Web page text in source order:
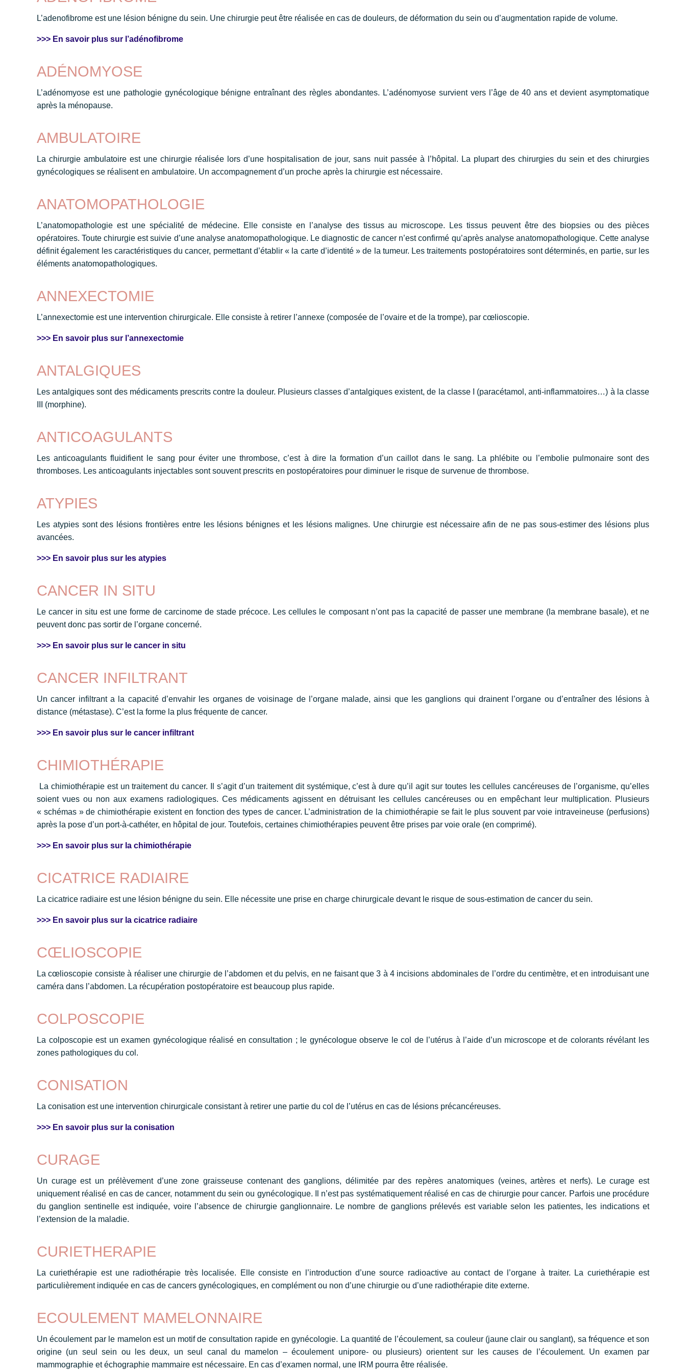
L’adenofibrome est une lésion bénigne du sein. Une chirurgie peut être réalisée en cas de douleurs, de déformation du sein ou d’augmentation rapide de volume.
>>> En savoir plus sur l’adénofibrome
ADÉNOMYOSE
L’adénomyose est une pathologie gynécologique bénigne entraînant des règles abondantes. L’adénomyose survient vers l’âge de 40 ans et devient asymptomatique
après la ménopause.
AMBULATOIRE
La chirurgie ambulatoire est une chirurgie réalisée lors d’une hospitalisation de jour, sans nuit passée à l’hôpital. La plupart des chirurgies du sein et des chirurgies
gynécologiques se réalisent en ambulatoire. Un accompagnement d’un proche après la chirurgie est nécessaire.
ANATOMOPATHOLOGIE
L’anatomopathologie est une spécialité de médecine. Elle consiste en l’analyse des tissus au microscope. Les tissus peuvent être des biopsies ou des pièces
opératoires. Toute chirurgie est suivie d’une analyse anatomopathologique. Le diagnostic de cancer n’est confirmé qu’après analyse anatomopathologique. Cette analyse
définit également les caractéristiques du cancer, permettant d’établir « la carte d’identité » de la tumeur. Les traitements postopératoires sont déterminés, en partie, sur les
éléments anatomopathologiques.
ANNEXECTOMIE
L’annexectomie est une intervention chirurgicale. Elle consiste à retirer l’annexe (composée de l’ovaire et de la trompe), par cœlioscopie.
>>> En savoir plus sur l’annexectomie
ANTALGIQUES
Les antalgiques sont des médicaments prescrits contre la douleur. Plusieurs classes d’antalgiques existent, de la classe I (paracétamol, anti-inflammatoires…) à la classe
III (morphine).
ANTICOAGULANTS
Les anticoagulants fluidifient le sang pour éviter une thrombose, c’est à dire la formation d’un caillot dans le sang. La phlébite ou l’embolie pulmonaire sont des
thromboses. Les anticoagulants injectables sont souvent prescrits en postopératoires pour diminuer le risque de survenue de thrombose.
ATYPIES
Les atypies sont des lésions frontières entre les lésions bénignes et les lésions malignes. Une chirurgie est nécessaire afin de ne pas sous-estimer des lésions plus
avancées.
>>> En savoir plus sur les atypies
CANCER IN SITU
Le cancer in situ est une forme de carcinome de stade précoce. Les cellules le composant n’ont pas la capacité de passer une membrane (la membrane basale), et ne
peuvent donc pas sortir de l’organe concerné.
>>> En savoir plus sur le cancer in situ
CANCER INFILTRANT
Un cancer infiltrant a la capacité d’envahir les organes de voisinage de l’organe malade, ainsi que les ganglions qui drainent l’organe ou d’entraîner des lésions à
distance (métastase). C’est la forme la plus fréquente de cancer.
>>> En savoir plus sur le cancer infiltrant
CHIMIOTHÉRAPIE
La chimiothérapie est un traitement du cancer. Il s’agit d’un traitement dit systémique, c’est à dure qu’il agit sur toutes les cellules cancéreuses de l’organisme, qu’elles
soient vues ou non aux examens radiologiques. Ces médicaments agissent en détruisant les cellules cancéreuses ou en empêchant leur multiplication. Plusieurs
« schémas » de chimiothérapie existent en fonction des types de cancer. L’administration de la chimiothérapie se fait le plus souvent par voie intraveineuse (perfusions)
après la pose d’un port-à-cathéter, en hôpital de jour. Toutefois, certaines chimiothérapies peuvent être prises par voie orale (en comprimé).
>>> En savoir plus sur la chimiothérapie
CICATRICE RADIAIRE
La cicatrice radiaire est une lésion bénigne du sein. Elle nécessite une prise en charge chirurgicale devant le risque de sous-estimation de cancer du sein.
>>> En savoir plus sur la cicatrice radiaire
CŒLIOSCOPIE
La cœlioscopie consiste à réaliser une chirurgie de l’abdomen et du pelvis, en ne faisant que 3 à 4 incisions abdominales de l’ordre du centimètre, et en introduisant une
caméra dans l’abdomen. La récupération postopératoire est beaucoup plus rapide.
COLPOSCOPIE
La colposcopie est un examen gynécologique réalisé en consultation ; le gynécologue observe le col de l’utérus à l’aide d’un microscope et de colorants révélant les
zones pathologiques du col.
CONISATION
La conisation est une intervention chirurgicale consistant à retirer une partie du col de l’utérus en cas de lésions précancéreuses.
>>> En savoir plus sur la conisation
CURAGE
Un curage est un prélèvement d’une zone graisseuse contenant des ganglions, délimitée par des repères anatomiques (veines, artères et nerfs). Le curage est
uniquement réalisé en cas de cancer, notamment du sein ou gynécologique. Il n’est pas systématiquement réalisé en cas de chirurgie pour cancer. Parfois une procédure
du ganglion sentinelle est indiquée, voire l’absence de chirurgie ganglionnaire. Le nombre de ganglions prélevés est variable selon les patientes, les indications et
l’extension de la maladie.
CURIETHERAPIE
La curiethérapie est une radiothérapie très localisée. Elle consiste en l’introduction d’une source radioactive au contact de l’organe à traiter. La curiethérapie est
particulièrement indiquée en cas de cancers gynécologiques, en complément ou non d’une chirurgie ou d’une radiothérapie dite externe.
ECOULEMENT MAMELONNAIRE
Un écoulement par le mamelon est un motif de consultation rapide en gynécologie. La quantité de l’écoulement, sa couleur (jaune clair ou sanglant), sa fréquence et son
origine (un seul sein ou les deux, un seul canal du mamelon – écoulement unipore- ou plusieurs) orientent sur les causes de l’écoulement. Un examen par
mammographie et échographie mammaire est nécessaire. En cas d’examen normal, une IRM pourra être réalisée.